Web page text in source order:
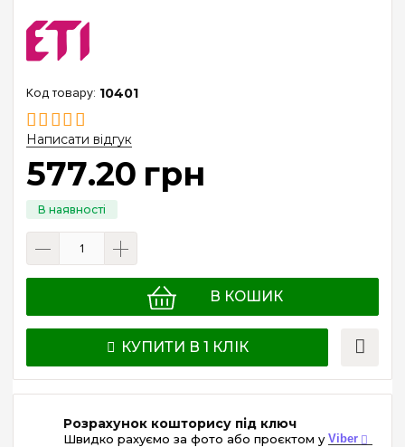
10401
Написати відгук
577.20 грн
В КОШИК
КУПИТИ В 1 КЛІК
Розрахунок кошторису під ключ
Швидко рахуємо за фото або проєктом у Viber